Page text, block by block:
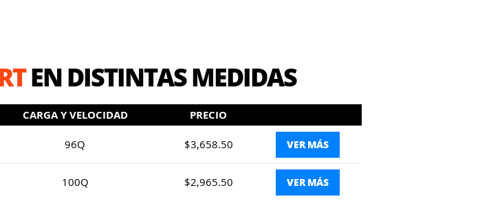
EN DISTINTAS MEDIDAS
CARGA Y VELOCIDAD PRECIO
96Q $3,658.50 VER MÁS
100Q $2,965.50 VER MÁS